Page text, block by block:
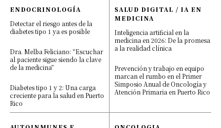
ENDOCRINOLOGÍA
Detectar el riesgo antes de la
diabetes tipo 1 ya es posible
Dra. Melba Feliciano: “Escuchar
al paciente sigue siendo la clave
de la medicina”
Diabetes tipo 1 y 2: Una carga
creciente para la salud en Puerto
Rico
SALUD DIGITAL / IA EN
MEDICINA
Inteligencia artificial en la
medicina en 2026: De la promesa
a la realidad clínica
Prevención y trabajo en equipo
marcan el rumbo en el Primer
Simposio Anual de Oncología y
Atención Primaria en Puerto Rico